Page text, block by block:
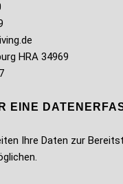
HRA 34969
EINE
Ihre Daten zur